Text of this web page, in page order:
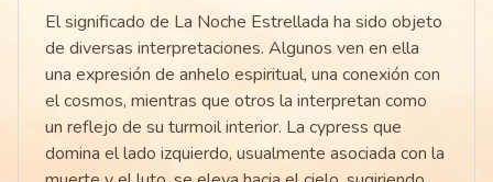
El significado de La Noche Estrellada ha sido objeto
de diversas interpretaciones. Algunos ven en ella
una expresión de anhelo espiritual, una conexión con
el cosmos, mientras que otros la interpretan como
un reflejo de su turmoil interior. La cypress que
domina el lado izquierdo, usualmente asociada con la